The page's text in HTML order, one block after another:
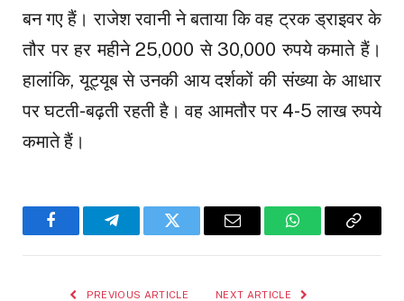
बन गए हैं। राजेश रवानी ने बताया कि वह ट्रक ड्राइवर के
तौर पर हर महीने 25,000 से 30,000 रुपये कमाते हैं।
हालांकि, यूट्यूब से उनकी आय दर्शकों की संख्या के आधार
पर घटती-बढ़ती रहती है। वह आमतौर पर 4-5 लाख रुपये
कमाते हैं।
FacebookTelegramTwitter Email WhatsAppCopy
PREVIOUS ARTICLE NEXT ARTICLE